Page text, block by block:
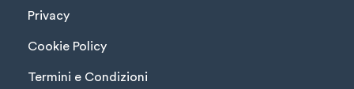
Privacy
Cookie Policy
Termini e Condizioni